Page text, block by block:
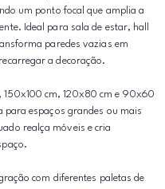
um ponto focal que amplia a
Ideal para sala de estar, hall
paredes vazias em
a decoração.
150x100 cm, 120x80 cm e 90x60
para espaços grandes ou mais
realça móveis e cria
com diferentes paletas de